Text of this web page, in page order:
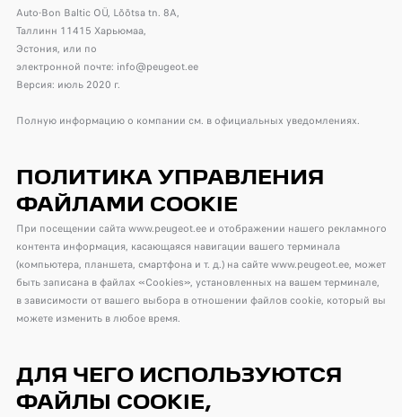
Auto-Bon Baltic OÜ, Lõõtsa tn. 8A,
Таллинн 11415 Харьюмаа,
Эстония, или по
электронной почте: info@peugeot.ee
Версия: июль 2020 г.
Полную информацию о компании см. в официальных уведомлениях.
ПОЛИТИКА УПРАВЛЕНИЯ
ФАЙЛАМИ COOKIE
При посещении сайта www.peugeot.ee и отображении нашего рекламного
контента информация, касающаяся навигации вашего терминала
(компьютера, планшета, смартфона и т. д.) на сайте www.peugeot.ee, может
быть записана в файлах «Cookies», установленных на вашем терминале,
в зависимости от вашего выбора в отношении файлов cookie, который вы
можете изменить в любое время.
ДЛЯ ЧЕГО ИСПОЛЬЗУЮТСЯ
ФАЙЛЫ COOKIE,